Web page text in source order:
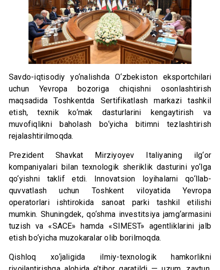
Savdo-iqtisodiy yo‘nalishda O‘zbekiston eksportchilari
uchun Yevropa bozoriga chiqishni osonlashtirish
maqsadida Toshkentda Sertifikatlash markazi tashkil
etish, texnik ko‘mak dasturlarini kengaytirish va
muvofiqlikni baholash bo‘yicha bitimni tezlashtirish
rejalashtirilmoqda.
Prezident Shavkat Mirziyoyev Italiyaning ilg‘or
kompaniyalari bilan texnologik sheriklik dasturini yo‘lga
qo‘yishni taklif etdi. Innovatsion loyihalarni qo‘llab-
quvvatlash uchun Toshkent viloyatida Yevropa
operatorlari ishtirokida sanoat parki tashkil etilishi
mumkin. Shuningdek, qo‘shma investitsiya jamg‘armasini
tuzish va «SACE» hamda «SIMEST» agentliklarini jalb
etish bo‘yicha muzokaralar olib borilmoqda.
Qishloq xo‘jaligida ilmiy-texnologik hamkorlikni